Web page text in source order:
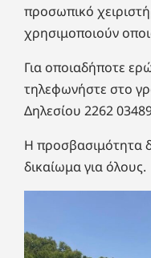
προσωπικό
χρησιμοποιούν
Για οποιαδήποτε
τηλεφωνήστε στο
Δηλεσίου 2262
Η προσβασιμότητα
δικαίωμα για όλους.